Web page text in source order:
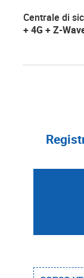
Centrale di
+ 4G + Z-